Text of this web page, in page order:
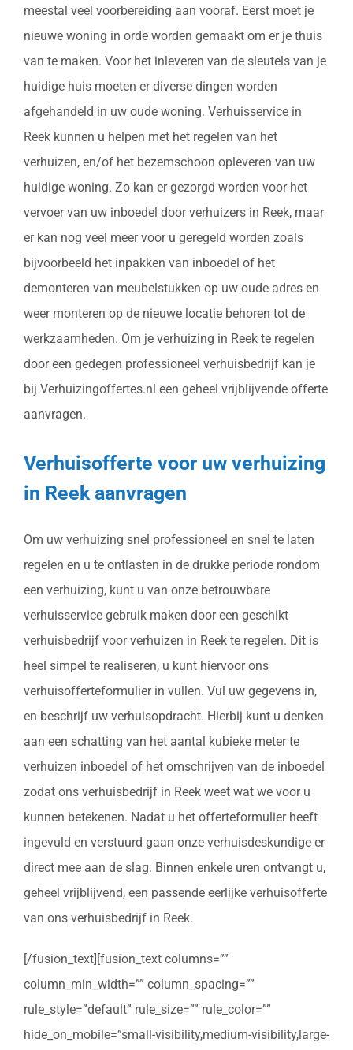
meestal veel voorbereiding aan vooraf. Eerst moet je
nieuwe woning in orde worden gemaakt om er je thuis
van te maken. Voor het inleveren van de sleutels van je
huidige huis moeten er diverse dingen worden
afgehandeld in uw oude woning. Verhuisservice in
Reek kunnen u helpen met het regelen van het
verhuizen, en/of het bezemschoon opleveren van uw
huidige woning. Zo kan er gezorgd worden voor het
vervoer van uw inboedel door verhuizers in Reek, maar
er kan nog veel meer voor u geregeld worden zoals
bijvoorbeeld het inpakken van inboedel of het
demonteren van meubelstukken op uw oude adres en
weer monteren op de nieuwe locatie behoren tot de
werkzaamheden. Om je verhuizing in Reek te regelen
door een gedegen professioneel verhuisbedrijf kan je
bij Verhuizingoffertes.nl een geheel vrijblijvende offerte
aanvragen.
Verhuisofferte voor uw verhuizing
in Reek aanvragen
Om uw verhuizing snel professioneel en snel te laten
regelen en u te ontlasten in de drukke periode rondom
een verhuizing, kunt u van onze betrouwbare
verhuisservice gebruik maken door een geschikt
verhuisbedrijf voor verhuizen in Reek te regelen. Dit is
heel simpel te realiseren, u kunt hiervoor ons
verhuisofferteformulier in vullen. Vul uw gegevens in,
en beschrijf uw verhuisopdracht. Hierbij kunt u denken
aan een schatting van het aantal kubieke meter te
verhuizen inboedel of het omschrijven van de inboedel
zodat ons verhuisbedrijf in Reek weet wat we voor u
kunnen betekenen. Nadat u het offerteformulier heeft
ingevuld en verstuurd gaan onze verhuisdeskundige er
direct mee aan de slag. Binnen enkele uren ontvangt u,
geheel vrijblijvend, een passende eerlijke verhuisofferte
van ons verhuisbedrijf in Reek.
[/fusion_text][fusion_text columns=””
column_min_width=”” column_spacing=””
rule_style=”default” rule_size=”” rule_color=””
hide_on_mobile=”small-visibility,medium-visibility,large-